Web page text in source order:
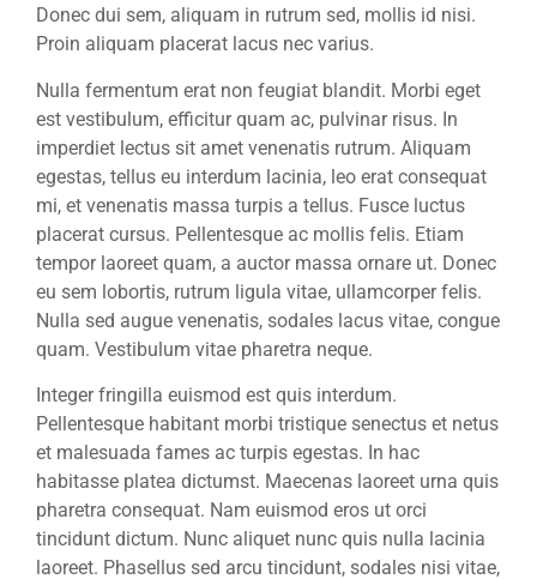
Donec dui sem, aliquam in rutrum sed, mollis id nisi.
Proin aliquam placerat lacus nec varius.
Nulla fermentum erat non feugiat blandit. Morbi eget
est vestibulum, efficitur quam ac, pulvinar risus. In
imperdiet lectus sit amet venenatis rutrum. Aliquam
egestas, tellus eu interdum lacinia, leo erat consequat
mi, et venenatis massa turpis a tellus. Fusce luctus
placerat cursus. Pellentesque ac mollis felis. Etiam
tempor laoreet quam, a auctor massa ornare ut. Donec
eu sem lobortis, rutrum ligula vitae, ullamcorper felis.
Nulla sed augue venenatis, sodales lacus vitae, congue
quam. Vestibulum vitae pharetra neque.
Integer fringilla euismod est quis interdum.
Pellentesque habitant morbi tristique senectus et netus
et malesuada fames ac turpis egestas. In hac
habitasse platea dictumst. Maecenas laoreet urna quis
pharetra consequat. Nam euismod eros ut orci
tincidunt dictum. Nunc aliquet nunc quis nulla lacinia
laoreet. Phasellus sed arcu tincidunt, sodales nisi vitae,